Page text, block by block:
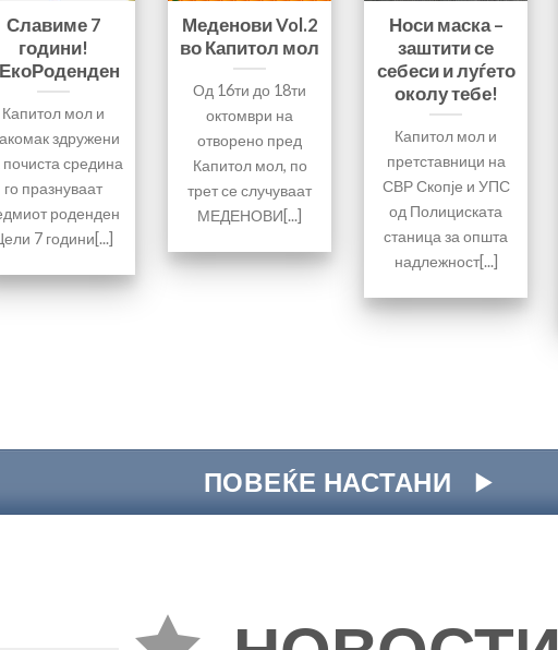
Славиме 7
години!
Капитол мол и
здружени
почиста средина
го празнуваат
роденден
7 години[...]
Меденови Vol.2
во Капитол мол
Од 16ти до 18ти
октомври на
отворено пред
Капитол мол, по
трет се случуваат
МЕДЕНОВИ[...]
Носи маска –
заштити се
себеси и луѓето
околу тебе!
Капитол мол и
претставници на
СВР Скопје и УПС
од Полициската
станица за општа
надлежност[...]
ПОВЕЌЕ НАСТАНИ